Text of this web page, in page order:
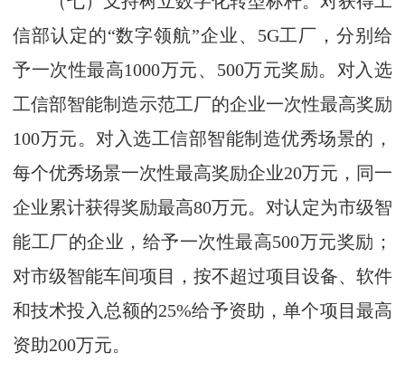
信部认定的“数字领航”企业、5G工厂，分别给
予一次性最高1000万元、500万元奖励。对入选
工信部智能制造示范工厂的企业一次性最高奖励
100万元。对入选工信部智能制造优秀场景的，
每个优秀场景一次性最高奖励企业20万元，同一
企业累计获得奖励最高80万元。对认定为市级智
能工厂的企业，给予一次性最高500万元奖励；
对市级智能车间项目，按不超过项目设备、软件
和技术投入总额的25%给予资助，单个项目最高
资助200万元。